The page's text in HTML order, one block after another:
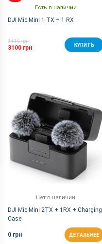
Есть в наличии
DJI Mic Mini 1 TX + 1 RX
3410 грн
3100 грн КУПИТЬ
Нет в наличии
DJI Mic Mini 2TX + 1RX + Charging
Case
0 грн ДЕТАЛЬНЕЕ